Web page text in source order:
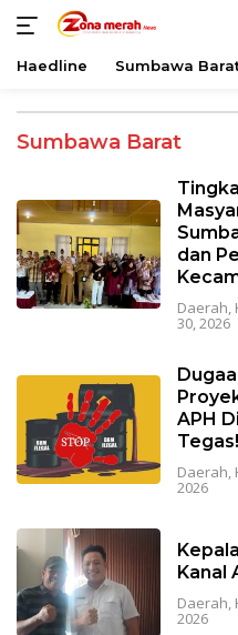
konten
Haedline Sumbawa
Sumbawa Barat
dan
Daerah,
30, 2026
APH
Tegas!
Daerah,
2026
Kanal
Daerah,
2026